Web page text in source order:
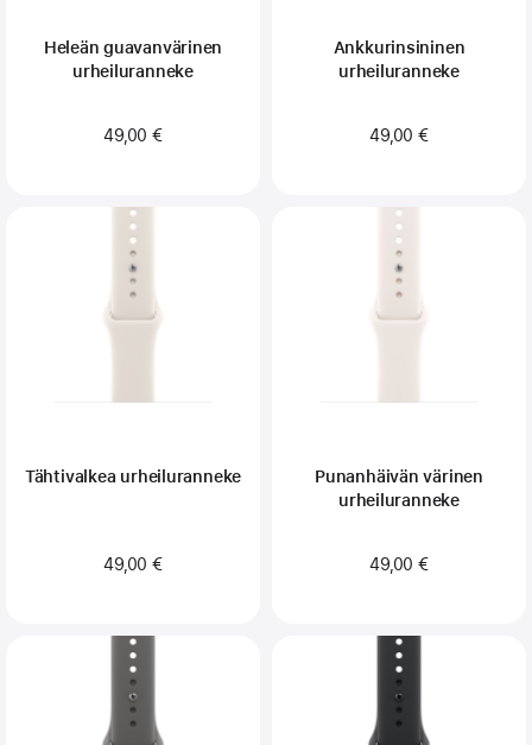
Heleän guavan­­värinen
urheilu­ranneke
49,00 €
Ankkurinsininen
urheiluranneke
49,00 €
Tähtivalkea urheiluranneke
49,00 €
Punanhäivän värinen
urheiluranneke
49,00 €